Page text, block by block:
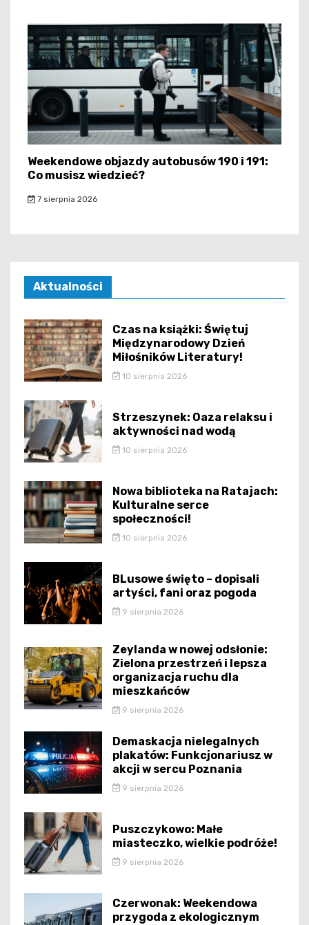
Weekendowe objazdy autobusów 190 i 191:
Co musisz wiedzieć?
7 sierpnia 2026
Aktualności
Czas na książki: Świętuj
Międzynarodowy Dzień
Miłośników Literatury!
10 sierpnia 2026
Strzeszynek: Oaza relaksu i
aktywności nad wodą
10 sierpnia 2026
Nowa biblioteka na Ratajach:
Kulturalne serce
społeczności!
10 sierpnia 2026
BLusowe święto – dopisali
artyści, fani oraz pogoda
9 sierpnia 2026
Zeylanda w nowej odsłonie:
Zielona przestrzeń i lepsza
organizacja ruchu dla
mieszkańców
9 sierpnia 2026
Demaskacja nielegalnych
plakatów: Funkcjonariusz w
akcji w sercu Poznania
9 sierpnia 2026
Puszczykowo: Małe
miasteczko, wielkie podróże!
9 sierpnia 2026
Czerwonak: Weekendowa
przygoda z ekologicznym